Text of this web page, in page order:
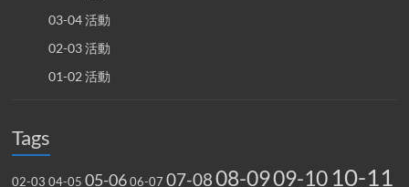
03-04 活動
02-03 活動
01-02 活動
Tags
02-03 04-05 05-06 06-07 07-0808-0909-10 10-11